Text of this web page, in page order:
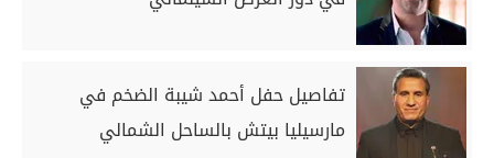
تفاصيل حفل أحمد شيبة الضخم في
مارسيليا بيتش بالساحل الشمالي